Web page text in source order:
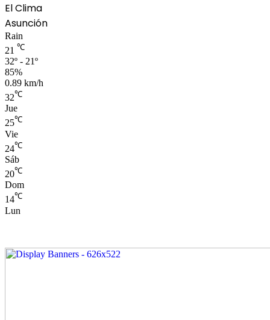
El Clima
Asunción
Rain
21 ℃
32º - 21º
85%
0.89 km/h
32℃
Jue
25℃
Vie
24℃
Sáb
20℃
Dom
14℃
Lun